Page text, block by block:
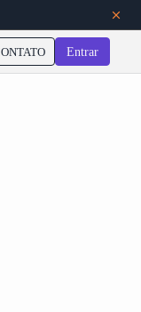
Entrar